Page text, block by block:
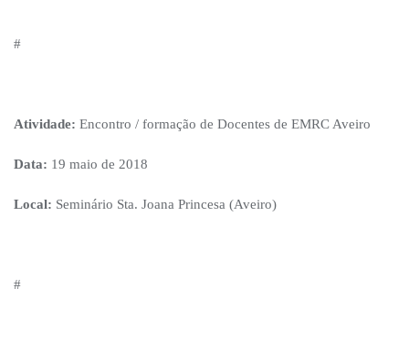
#
Atividade: Encontro / formação de Docentes de EMRC Aveiro
Data: 19 maio de 2018
Local: Seminário Sta. Joana Princesa (Aveiro)
#